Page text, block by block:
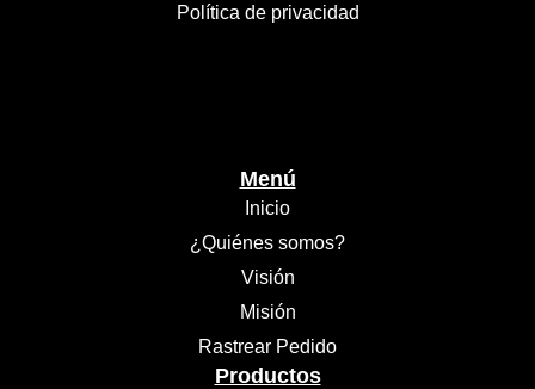
Política de privacidad
Menú
Inicio
¿Quiénes somos?
Visión
Misión
Rastrear Pedido
Productos